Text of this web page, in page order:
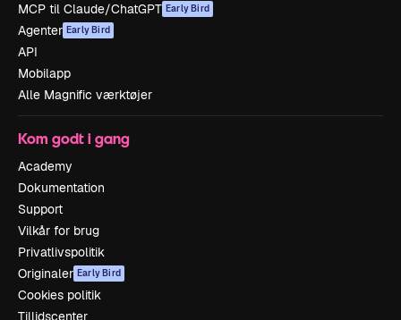
MCP til Claude/ChatGPT Early Bird
Agenter Early Bird
API
Mobilapp
Alle Magnific værktøjer
Kom godt i gang
Academy
Dokumentation
Support
Vilkår for brug
Privatlivspolitik
Originaler Early Bird
Cookies politik